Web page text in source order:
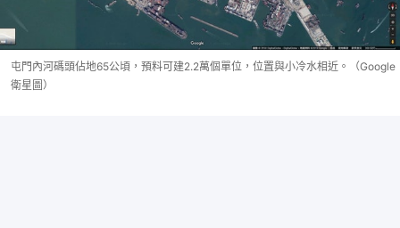
屯門內河碼頭佔地65公頃，預料可建2.2萬個單位，位置與小冷水相近。（Google
衛星圖）